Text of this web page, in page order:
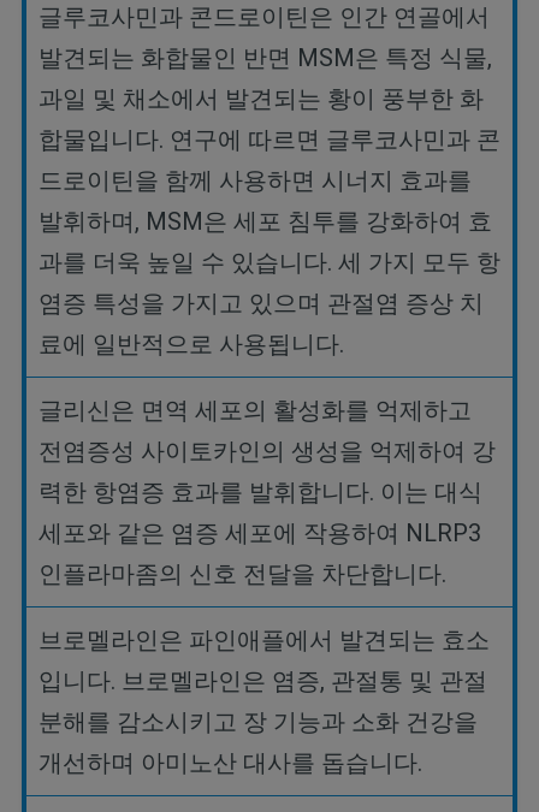
글루코사민과 콘드로이틴은 인간 연골에서
발견되는 화합물인 반면 MSM은 특정 식물,
과일 및 채소에서 발견되는 황이 풍부한 화
합물입니다. 연구에 따르면 글루코사민과 콘
드로이틴을 함께 사용하면 시너지 효과를
발휘하며, MSM은 세포 침투를 강화하여 효
과를 더욱 높일 수 있습니다. 세 가지 모두 항
염증 특성을 가지고 있으며 관절염 증상 치
료에 일반적으로 사용됩니다.
글리신은 면역 세포의 활성화를 억제하고
전염증성 사이토카인의 생성을 억제하여 강
력한 항염증 효과를 발휘합니다. 이는 대식
세포와 같은 염증 세포에 작용하여 NLRP3
인플라마좀의 신호 전달을 차단합니다.
브로멜라인은 파인애플에서 발견되는 효소
입니다. 브로멜라인은 염증, 관절통 및 관절
분해를 감소시키고 장 기능과 소화 건강을
개선하며 아미노산 대사를 돕습니다.